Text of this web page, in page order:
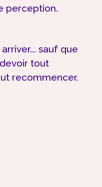
perception.
sauf que
tout
recommencer.